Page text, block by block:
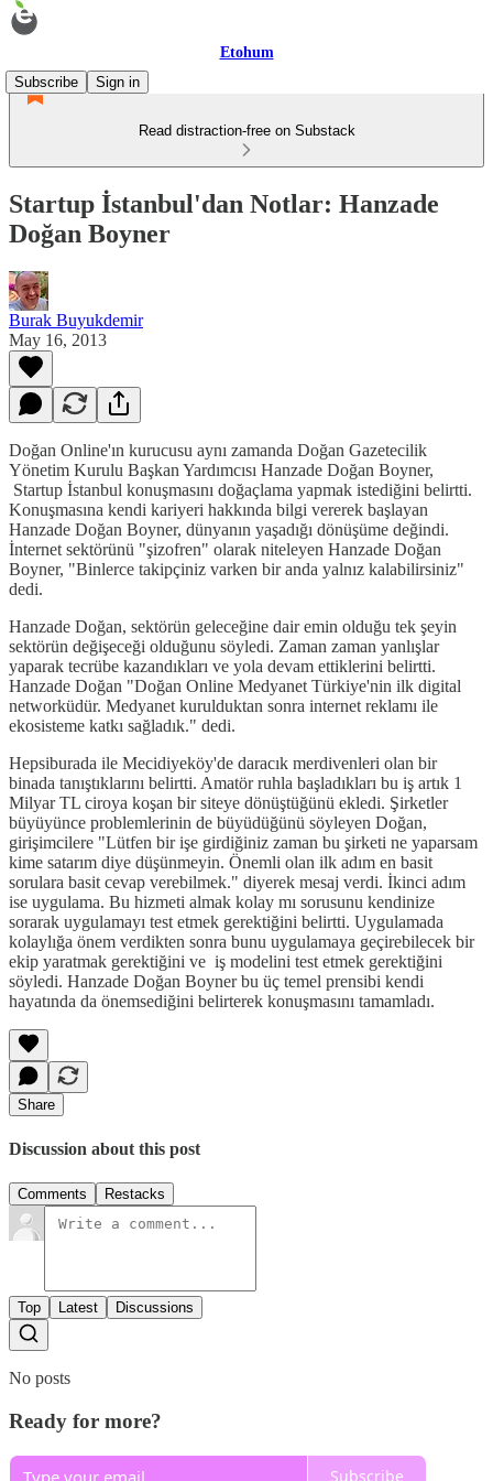
Etohum
Subscribe
Sign in
Read distraction-free on Substack
Startup İstanbul'dan Notlar: Hanzade
Doğan Boyner
Burak Buyukdemir
May 16, 2013
Doğan Online'ın kurucusu aynı zamanda Doğan Gazetecilik
Yönetim Kurulu Başkan Yardımcısı Hanzade Doğan Boyner,
Startup İstanbul konuşmasını doğaçlama yapmak istediğini belirtti.
Konuşmasına kendi kariyeri hakkında bilgi vererek başlayan
Hanzade Doğan Boyner, dünyanın yaşadığı dönüşüme değindi.
İnternet sektörünü "şizofren" olarak niteleyen Hanzade Doğan
Boyner, "Binlerce takipçiniz varken bir anda yalnız kalabilirsiniz"
dedi.
Hanzade Doğan, sektörün geleceğine dair emin olduğu tek şeyin
sektörün değişeceği olduğunu söyledi. Zaman zaman yanlışlar
yaparak tecrübe kazandıkları ve yola devam ettiklerini belirtti.
Hanzade Doğan "Doğan Online Medyanet Türkiye'nin ilk digital
networküdür. Medyanet kurulduktan sonra internet reklamı ile
ekosisteme katkı sağladık." dedi.
Hepsiburada ile Mecidiyeköy'de daracık merdivenleri olan bir
binada tanıştıklarını belirtti. Amatör ruhla başladıkları bu iş artık 1
Milyar TL ciroya koşan bir siteye dönüştüğünü ekledi. Şirketler
büyüyünce problemlerinin de büyüdüğünü söyleyen Doğan,
girişimcilere "Lütfen bir işe girdiğiniz zaman bu şirketi ne yaparsam
kime satarım diye düşünmeyin. Önemli olan ilk adım en basit
sorulara basit cevap verebilmek." diyerek mesaj verdi. İkinci adım
ise uygulama. Bu hizmeti almak kolay mı sorusunu kendinize
sorarak uygulamayı test etmek gerektiğini belirtti. Uygulamada
kolaylığa önem verdikten sonra bunu uygulamaya geçirebilecek bir
ekip yaratmak gerektiğini ve iş modelini test etmek gerektiğini
söyledi. Hanzade Doğan Boyner bu üç temel prensibi kendi
hayatında da önemsediğini belirterek konuşmasını tamamladı.
Share
Discussion about this post
Comments Restacks
Top Latest Discussions
No posts
Ready for more?
Subscribe